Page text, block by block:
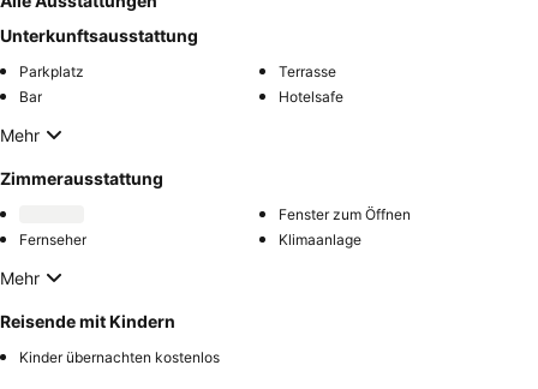
Unterkunftsausstattung
Parkplatz
Terrasse
Bar
Hotelsafe
Mehr
Zimmerausstattung
Fenster zum Öffnen
Fernseher
Klimaanlage
Mehr
Reisende mit Kindern
Kinder übernachten kostenlos